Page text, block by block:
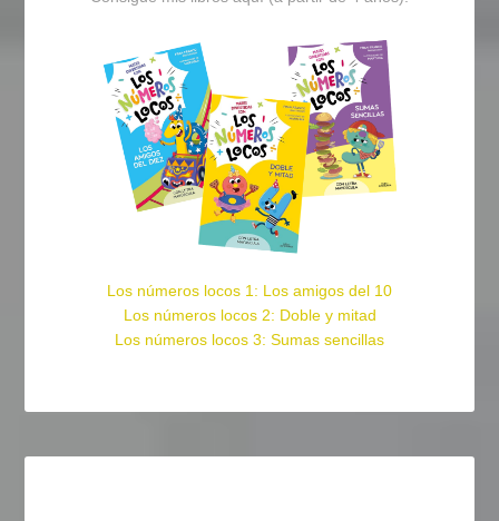
Los números locos 1: Los amigos del 10
Los números locos 2: Doble y mitad
Los números locos 3: Sumas sencillas